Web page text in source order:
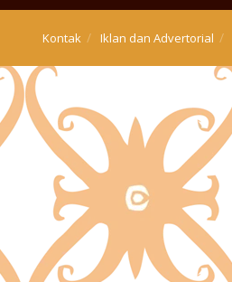
Kontak Iklan dan Advertorial